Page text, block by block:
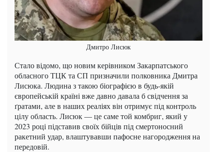
Дмитро Лисюк
Стало відомо, що новим керівником Закарпатського
обласного ТЦК та СП призначили полковника Дмитра
Лисюка. Людина з такою біографією в будь-якій
європейській країні вже давно давала б свідчення за
ґратами, але в наших реаліях він отримує під контроль
цілу область. Лисюк — це саме той комбриг, який у
2023 році підставив своїх бійців під смертоносний
ракетний удар, влаштувавши пафосне нагородження на
передовій.